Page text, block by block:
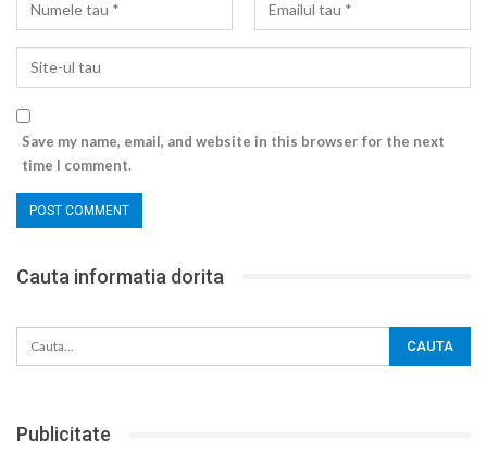
Save my name, email, and website in this browser for the next
time I comment.
Cauta informatia dorita
Publicitate